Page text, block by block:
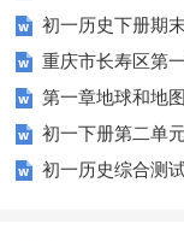
初一历史下册期
重庆市长寿区第
第一章地球和地
初一下册第二单
初一历史综合测